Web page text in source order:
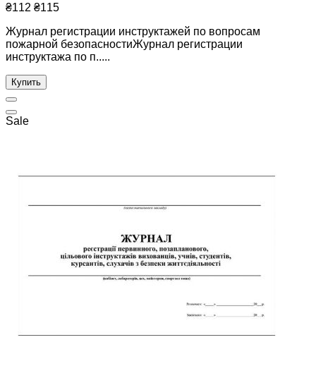
₴112 ₴115
Журнал регистрации инструктажей по вопросам
пожарной безопасностиЖурнал регистрации
инструктажа по п.....
Купить
Sale